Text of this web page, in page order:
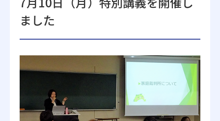
受験生の方へ 在学生の方へ
一般・企業の方
地歴甲子園 法人本部
ました